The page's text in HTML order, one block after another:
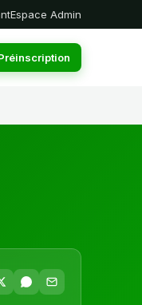
Espace Admin